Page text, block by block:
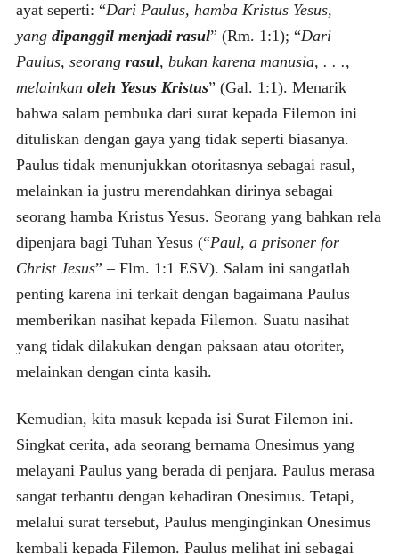
ayat seperti: “Dari Paulus, hamba Kristus Yesus,
yang dipanggil menjadi rasul” (Rm. 1:1); “Dari
Paulus, seorang rasul, bukan karena manusia, . . .,
melainkan oleh Yesus Kristus” (Gal. 1:1). Menarik
bahwa salam pembuka dari surat kepada Filemon ini
dituliskan dengan gaya yang tidak seperti biasanya.
Paulus tidak menunjukkan otoritasnya sebagai rasul,
melainkan ia justru merendahkan dirinya sebagai
seorang hamba Kristus Yesus. Seorang yang bahkan rela
dipenjara bagi Tuhan Yesus (“Paul, a prisoner for
Christ Jesus” – Flm. 1:1 ESV). Salam ini sangatlah
penting karena ini terkait dengan bagaimana Paulus
memberikan nasihat kepada Filemon. Suatu nasihat
yang tidak dilakukan dengan paksaan atau otoriter,
melainkan dengan cinta kasih.
Kemudian, kita masuk kepada isi Surat Filemon ini.
Singkat cerita, ada seorang bernama Onesimus yang
melayani Paulus yang berada di penjara. Paulus merasa
sangat terbantu dengan kehadiran Onesimus. Tetapi,
melalui surat tersebut, Paulus menginginkan Onesimus
kembali kepada Filemon. Paulus melihat ini sebagai